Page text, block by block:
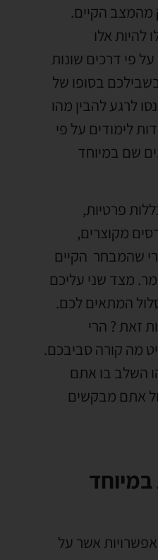
הקיים.
אלו
פי דרכים שונות
בסופו של
לרגע להבין מהו
לימודים על פי
שם במיוחד
פרטיות,
מקוצרים,
שהמבחר הקיים
מצד שני עליכם
המתאים לכם.
זאת ? הרי
מה קורה סביבכם.
השלב בו אתם
אתם מבקשים
אשר על